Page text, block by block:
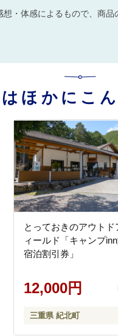
・体感によるもので、商品
ほかにこ
とっておきのアウトド
ィールド「キャンプ
宿泊割引券」
12,000円
三重県 紀北町